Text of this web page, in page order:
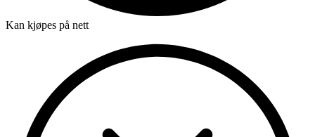
Kan kjøpes på nett